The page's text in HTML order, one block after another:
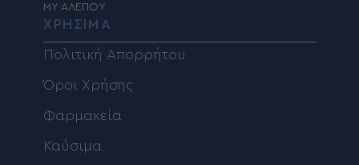
MY ΑΛΕΠΟΥ
ΧΡΗΣΙΜΑ
Πολιτική Απορρήτου
Όροι Χρήσης
Φαρμακεία
Καύσιμα